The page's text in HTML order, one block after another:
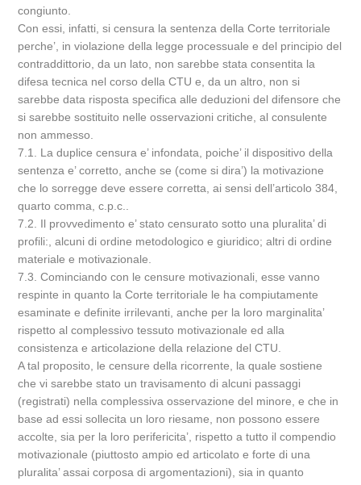
congiunto.
Con essi, infatti, si censura la sentenza della Corte territoriale
perche’, in violazione della legge processuale e del principio del
contraddittorio, da un lato, non sarebbe stata consentita la
difesa tecnica nel corso della CTU e, da un altro, non si
sarebbe data risposta specifica alle deduzioni del difensore che
si sarebbe sostituito nelle osservazioni critiche, al consulente
non ammesso.
7.1. La duplice censura e’ infondata, poiche’ il dispositivo della
sentenza e’ corretto, anche se (come si dira’) la motivazione
che lo sorregge deve essere corretta, ai sensi dell’articolo 384,
quarto comma, c.p.c..
7.2. Il provvedimento e’ stato censurato sotto una pluralita’ di
profili:, alcuni di ordine metodologico e giuridico; altri di ordine
materiale e motivazionale.
7.3. Cominciando con le censure motivazionali, esse vanno
respinte in quanto la Corte territoriale le ha compiutamente
esaminate e definite irrilevanti, anche per la loro marginalita’
rispetto al complessivo tessuto motivazionale ed alla
consistenza e articolazione della relazione del CTU.
A tal proposito, le censure della ricorrente, la quale sostiene
che vi sarebbe stato un travisamento di alcuni passaggi
(registrati) nella complessiva osservazione del minore, e che in
base ad essi sollecita un loro riesame, non possono essere
accolte, sia per la loro perifericita’, rispetto a tutto il compendio
motivazionale (piuttosto ampio ed articolato e forte di una
pluralita’ assai corposa di argomentazioni), sia in quanto